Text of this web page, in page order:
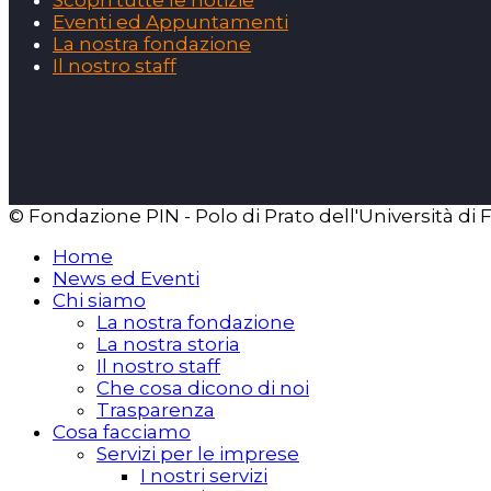
Eventi ed Appuntamenti
La nostra fondazione
Il nostro staff
© Fondazione PIN - Polo di Prato dell'Università di
Home
News ed Eventi
Chi siamo
La nostra fondazione
La nostra storia
Il nostro staff
Che cosa dicono di noi
Trasparenza
Cosa facciamo
Servizi per le imprese
I nostri servizi